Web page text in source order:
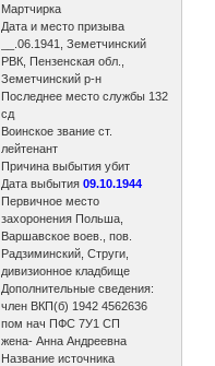
Мартчирка
Дата и место призыва
__.06.1941, Земетчинский
РВК, Пензенская обл.,
Земетчинский р-н
Последнее место службы 132
сд
Воинское звание ст.
лейтенант
Причина выбытия убит
Дата выбытия09.10.1944
Первичное место
захоронения Польша,
Варшавское воев., пов.
Радзиминский, Струги,
дивизионное кладбище
Дополнительные сведения:
член ВКП(б) 1942 4562636
пом нач ПФС 7У1 СП
жена- Анна Андреевна
Название источника